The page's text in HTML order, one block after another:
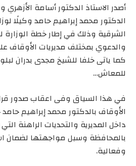
أصدر الاستاذ الدكتور أسامة الأزهري
الدكتور محمد إبراهيم حامد وكيلًا
الشرقية وذلك في إطار خطة الوزارة
والدعوي بمختلف مديريات الأوقاف
كما ياتى خلفا للشيخ مجدى بدران
للمعاش…
في هذا السياق وفى اعقاب صدور
الأوقاف بالدكتور محمد إبراهيم
داخل المديرية والتحديات الراهنة
بالمحافظة وسبل مواجهتها لضمان
وفعالية.